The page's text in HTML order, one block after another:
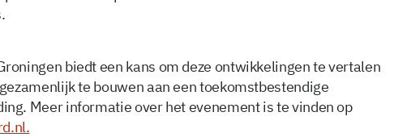
biedt een kans om deze ontwikkelingen te vertalen
te bouwen aan een toekomstbestendige
Meer informatie over het evenement is te vinden op